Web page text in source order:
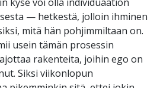
— hetkestä, jolloin ihminen
mitä hän pohjimmiltaan on.
usein tämän prosessin
rakenteita, joihin ego on
Siksi viikonlopun